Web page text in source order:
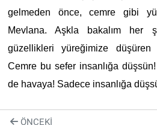
gelmeden önce, cemre gibi
Mevlana. Aşkla bakalım her
güzellikleri yüreğimize düşüren
Cemre bu sefer insanlığa
de havaya! Sadece insanlığa
ÖNCEKI